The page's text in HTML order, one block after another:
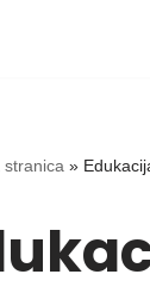
stranica »